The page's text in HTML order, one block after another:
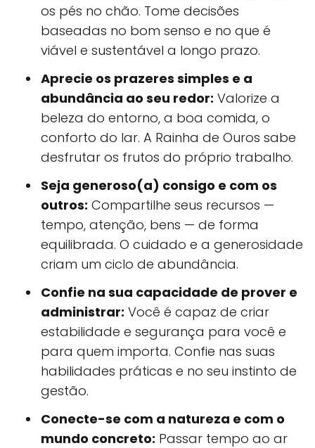
os pés no chão. Tome decisões
baseadas no bom senso e no que é
viável e sustentável a longo prazo.
Aprecie os prazeres simples e a
abundância ao seu redor: Valorize a
beleza do entorno, a boa comida, o
conforto do lar. A Rainha de Ouros sabe
desfrutar os frutos do próprio trabalho.
Seja generoso(a) consigo e com os
outros: Compartilhe seus recursos —
tempo, atenção, bens — de forma
equilibrada. O cuidado e a generosidade
criam um ciclo de abundância.
Confie na sua capacidade de prover e
administrar: Você é capaz de criar
estabilidade e segurança para você e
para quem importa. Confie nas suas
habilidades práticas e no seu instinto de
gestão.
Conecte-se com a natureza e com o
mundo concreto: Passar tempo ao ar